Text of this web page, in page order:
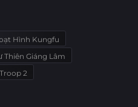
Hình Kungfu
Thiên Giáng Lâm
2